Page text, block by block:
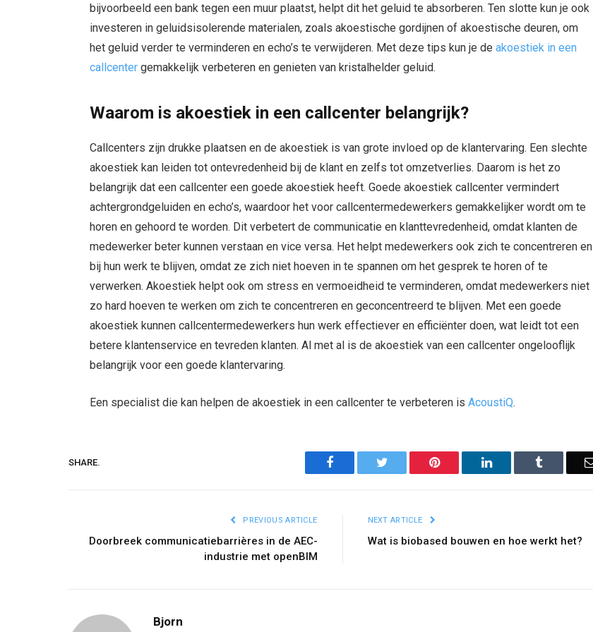
bijvoorbeeld een bank tegen een muur plaatst, helpt dit het geluid te absorberen. Ten slotte kun je ook
investeren in geluidsisolerende materialen, zoals akoestische gordijnen of akoestische deuren, om
het geluid verder te verminderen en echo’s te verwijderen. Met deze tips kun je deakoestiek in een
callcenter gemakkelijk verbeteren en genieten van kristalhelder geluid.
Waarom is akoestiek in een callcenter belangrijk?
Callcenters zijn drukke plaatsen en de akoestiek is van grote invloed op de klantervaring. Een slechte
akoestiek kan leiden tot ontevredenheid bij de klant en zelfs tot omzetverlies. Daarom is het zo
belangrijk dat een callcenter een goede akoestiek heeft. Goede akoestiek callcenter vermindert
achtergrondgeluiden en echo’s, waardoor het voor callcentermedewerkers gemakkelijker wordt om te
horen en gehoord te worden. Dit verbetert de communicatie en klanttevredenheid, omdat klanten de
medewerker beter kunnen verstaan en vice versa. Het helpt medewerkers ook zich te concentreren en
bij hun werk te blijven, omdat ze zich niet hoeven in te spannen om het gesprek te horen of te
verwerken. Akoestiek helpt ook om stress en vermoeidheid te verminderen, omdat medewerkers niet
zo hard hoeven te werken om zich te concentreren en geconcentreerd te blijven. Met een goede
akoestiek kunnen callcentermedewerkers hun werk effectiever en efficiënter doen, wat leidt tot een
betere klantenservice en tevreden klanten. Al met al is de akoestiek van een callcenter ongelooflijk
belangrijk voor een goede klantervaring.
Een specialist die kan helpen de akoestiek in een callcenter te verbeteren isAcoustiQ.
SHARE. Facebook Twitter Pinterest LinkedIn Tumblr
PREVIOUS ARTICLE
Doorbreek communicatiebarrières in de AEC-
industrie met openBIM
NEXT ARTICLE
Wat is biobased bouwen en hoe werkt het?
Bjorn